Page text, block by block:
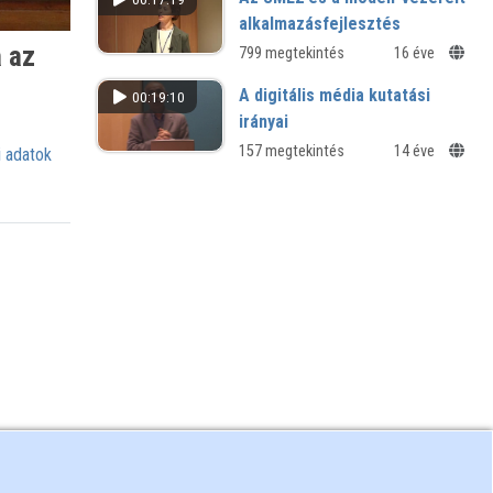
az
adatok
alkalmazásfejlesztés
799 megtekintés 16 éve
00:19:10
A digitális média kutatási
irányai
157 megtekintés 14 éve